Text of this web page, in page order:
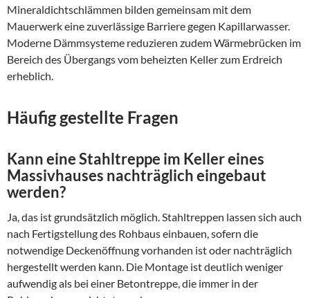
Mineraldichtschlämmen bilden gemeinsam mit dem
Mauerwerk eine zuverlässige Barriere gegen Kapillarwasser.
Moderne Dämmsysteme reduzieren zudem Wärmebrücken im
Bereich des Übergangs vom beheizten Keller zum Erdreich
erheblich.
Häufig gestellte Fragen
Kann eine Stahltreppe im Keller eines
Massivhauses nachträglich eingebaut
werden?
Ja, das ist grundsätzlich möglich. Stahltreppen lassen sich auch
nach Fertigstellung des Rohbaus einbauen, sofern die
notwendige Deckenöffnung vorhanden ist oder nachträglich
hergestellt werden kann. Die Montage ist deutlich weniger
aufwendig als bei einer Betontreppe, die immer in der